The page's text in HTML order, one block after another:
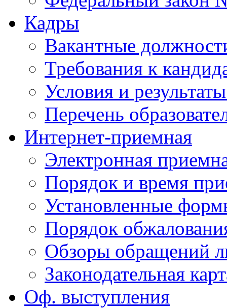
Кадры
Вакантные
Требования к
Условия и
Перечень
Интернет-приемная
Электронная
Порядок и время
Установленные
Порядок
Обзоры обращений
Законодательная
Оф. выступления